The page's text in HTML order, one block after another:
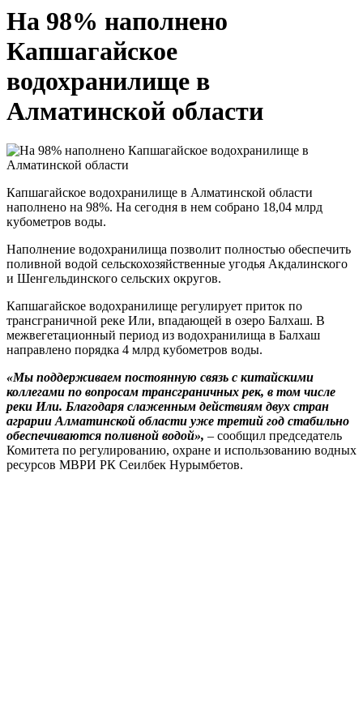
На 98% наполнено
Капшагайское
водохранилище в
Алматинской области
Капшагайское водохранилище в Алматинской области
наполнено на 98%. На сегодня в нем собрано 18,04 млрд
кубометров воды.
Наполнение водохранилища позволит полностью обеспечить
поливной водой сельскохозяйственные угодья Акдалинского
и Шенгельдинского сельских округов.
Капшагайское водохранилище регулирует приток по
трансграничной реке Или, впадающей в озеро Балхаш. В
межвегетационный период из водохранилища в Балхаш
направлено порядка 4 млрд кубометров воды.
«Мы поддерживаем постоянную связь с китайскими
коллегами по вопросам трансграничных рек, в том числе
реки Или. Благодаря слаженным действиям двух стран
аграрии Алматинской области уже третий год стабильно
обеспечиваются поливной водой», – сообщил председатель
Комитета по регулированию, охране и использованию водных
ресурсов МВРИ РК Сеилбек Нурымбетов.